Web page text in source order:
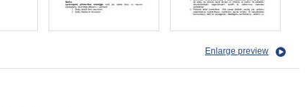
Enlarge preview